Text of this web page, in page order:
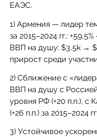
ЕАЭС.
1) Армения — лидер
за 2015–2024 гг.:
ВВП на душу: $3,5k →
прирост среди
2) Сближение с
ВВП на душу с
уровня РФ (+20 п.п.), с
(+26 п.п.) за 2015–2024 гг.
3) Устойчивое